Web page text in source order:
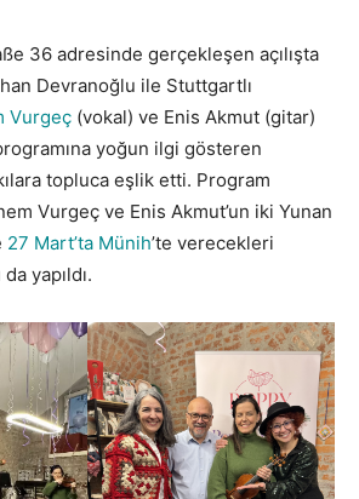
36 adresinde gerçekleşen açılışta
Devranoğlu ile Stuttgartlı
Vurgeç (vokal) ve Enis Akmut (gitar)
yoğun ilgi gösteren
topluca eşlik etti. Program
Vurgeç ve Enis Akmut’un iki Yunan
27 Mart’ta Münih’te verecekleri
yapıldı.